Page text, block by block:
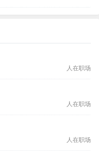
人在职场
人在职场
人在职场